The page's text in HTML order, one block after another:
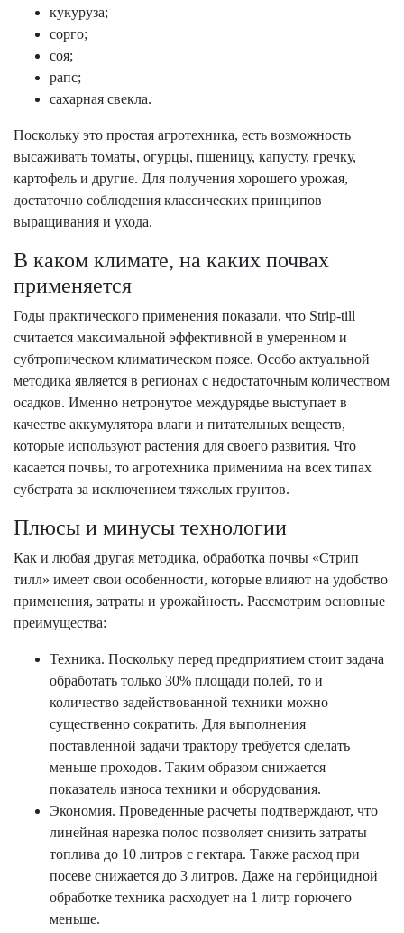
кукуруза;
сорго;
соя;
рапс;
сахарная свекла.
Поскольку это простая агротехника, есть возможность
высаживать томаты, огурцы, пшеницу, капусту, гречку,
картофель и другие. Для получения хорошего урожая,
достаточно соблюдения классических принципов
выращивания и ухода.
В каком климате, на каких почвах
применяется
Годы практического применения показали, что Strip-till
считается максимальной эффективной в умеренном и
субтропическом климатическом поясе. Особо актуальной
методика является в регионах с недостаточным количеством
осадков. Именно нетронутое междурядье выступает в
качестве аккумулятора влаги и питательных веществ,
которые используют растения для своего развития. Что
касается почвы, то агротехника применима на всех типах
субстрата за исключением тяжелых грунтов.
Плюсы и минусы технологии
Как и любая другая методика, обработка почвы «Стрип
тилл» имеет свои особенности, которые влияют на удобство
применения, затраты и урожайность. Рассмотрим основные
преимущества:
Техника. Поскольку перед предприятием стоит задача
обработать только 30% площади полей, то и
количество задействованной техники можно
существенно сократить. Для выполнения
поставленной задачи трактору требуется сделать
меньше проходов. Таким образом снижается
показатель износа техники и оборудования.
Экономия. Проведенные расчеты подтверждают, что
линейная нарезка полос позволяет снизить затраты
топлива до 10 литров с гектара. Также расход при
посеве снижается до 3 литров. Даже на гербицидной
обработке техника расходует на 1 литр горючего
меньше.